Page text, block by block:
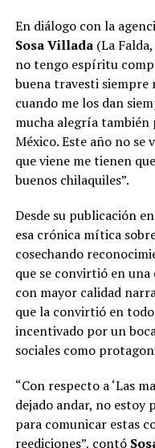
En diálogo con la
Sosa Villada (La
no tengo espíritu
buena travesti siempre
cuando me los dan
mucha alegría también
México. Este año no se
que viene me tienen
buenos chilaquiles”.
Desde su publicación
esa crónica mítica
cosechando
que se convirtió en una
con mayor calidad
que la convirtió en
incentivado por un
sociales como
“Con respecto a ‘Las
dejado andar, no estoy
para comunicar estas
reediciones”, contó